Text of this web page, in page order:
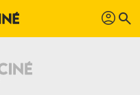
profil search